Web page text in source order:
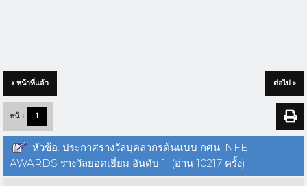
« หน้าที่แล้ว ต่อไป »
หน้า: 1
หัวข้อ: ประกาศรางวัลบุคลากรต้นแบบ กศน. NFE
AWARDS รางวัลยอดเยี่ยม อันดับ 1 (อ่าน 10217 ครั้ง)